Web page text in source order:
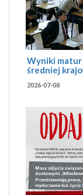
Wyniki matur
średniej
2026-07-08